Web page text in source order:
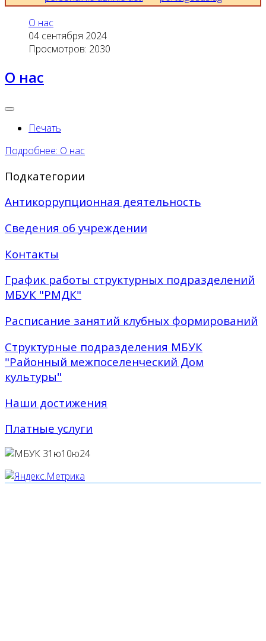
О нас
04 сентября 2024
Просмотров: 2030
О нас
Печать
Подробнее: О нас
Подкатегории
Антикоррупционная деятельность
Сведения об учреждении
Контакты
График работы структурных подразделений
МБУК "РМДК"
Расписание занятий клубных формирований
Структурные подразделения МБУК
"Районный межпоселенческий Дом
культуры"
Наши достижения
Платные услуги